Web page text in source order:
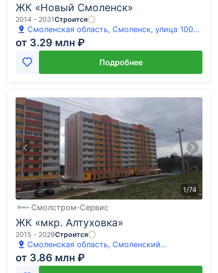
ЖК «Новый Смоленск»
2014 - 2031Строится
Смоленская область, Смоленск, улица 100-
летия Комсомола, 1
от 3.29 млн ₽
Подробнее
1/74
Смолстром-Сервис
ЖК «мкр. Алтуховка»
2015 - 2029Строится
Смоленская область, Смоленский
муниципальный округ, Сказка мкр, улица
Светлая
от 3.86 млн ₽